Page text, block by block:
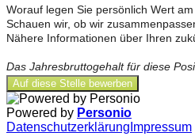
Worauf legen Sie persönlich Wert
Schauen wir, ob wir
Nähere Informationen über Ihren
Das Jahresbruttogehalt für diese
Auf diese Stelle bewerben
Powered by Personio
Datenschutzerklärung Impressum